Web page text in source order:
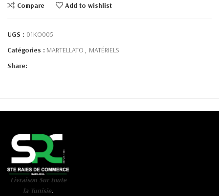
Compare Add to wishlist
UGS : 01KO005
Catégories : MARTELLATO , MATÉRIELS
Share:
Livraison Sur toute
la Tunisie.